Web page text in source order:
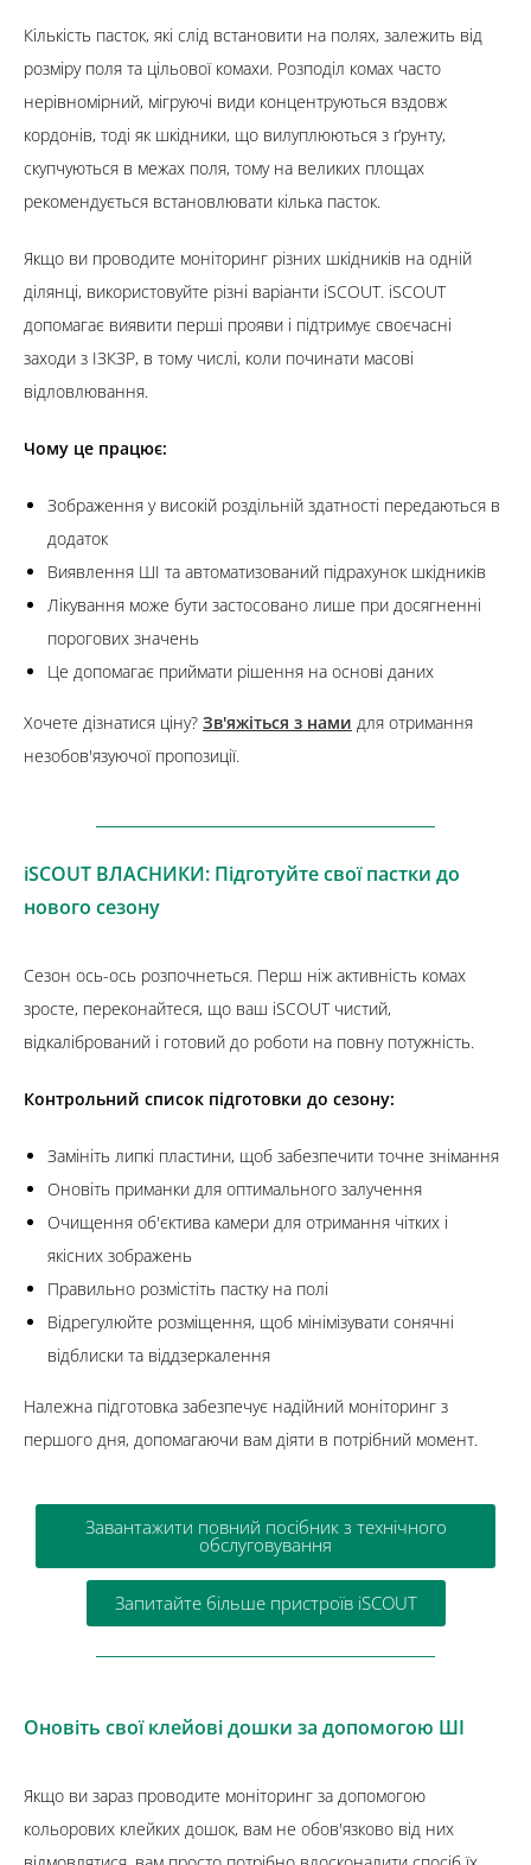
Кількість пасток, які слід встановити на полях, залежить від
розміру поля та цільової комахи. Розподіл комах часто
нерівномірний, мігруючі види концентруються вздовж
кордонів, тоді як шкідники, що вилуплюються з ґрунту,
скупчуються в межах поля, тому на великих площах
рекомендується встановлювати кілька пасток.
Якщо ви проводите моніторинг різних шкідників на одній
ділянці, використовуйте різні варіанти iSCOUT. iSCOUT
допомагає виявити перші прояви і підтримує своєчасні
заходи з ІЗКЗР, в тому числі, коли починати масові
відловлювання.
Чому це працює:
Зображення у високій роздільній здатності передаються в
додаток
Виявлення ШІ та автоматизований підрахунок шкідників
Лікування може бути застосовано лише при досягненні
порогових значень
Це допомагає приймати рішення на основі даних
Хочете дізнатися ціну? Зв'яжіться з нами для отримання
незобов'язуючої пропозиції.
iSCOUT ВЛАСНИКИ: Підготуйте свої пастки до
нового сезону
Сезон ось-ось розпочнеться. Перш ніж активність комах
зросте, переконайтеся, що ваш iSCOUT чистий,
відкалібрований і готовий до роботи на повну потужність.
Контрольний список підготовки до сезону:
Замініть липкі пластини, щоб забезпечити точне знімання
Оновіть приманки для оптимального залучення
Очищення об'єктива камери для отримання чітких і
якісних зображень
Правильно розмістіть пастку на полі
Відрегулюйте розміщення, щоб мінімізувати сонячні
відблиски та віддзеркалення
Належна підготовка забезпечує надійний моніторинг з
першого дня, допомагаючи вам діяти в потрібний момент.
Завантажити повний посібник з технічного
обслуговування
Запитайте більше пристроїв iSCOUT
Оновіть свої клейові дошки за допомогою ШІ
Якщо ви зараз проводите моніторинг за допомогою
кольорових клейких дошок, вам не обов'язково від них